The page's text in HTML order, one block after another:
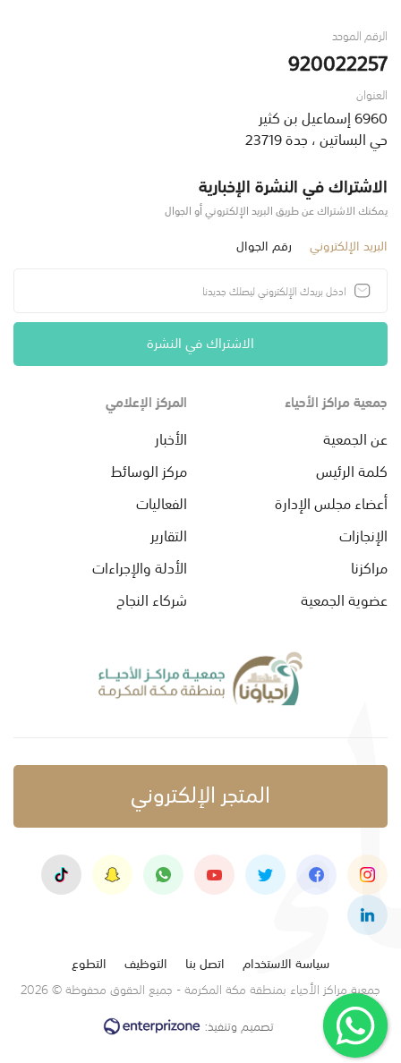
الرقم الموحد
920022257
العنوان
6960 إسماعيل بن كثير
حي البساتين ، جدة 23719
الاشتراك في النشرة الإخبارية
يمكنك الاشتراك عن طريق البريد الإلكتروني أو الجوال
البريد الإلكتروني رقم الجوال
الاشتراك في النشرة
جمعية مراكز الأحياء
عن الجمعية
كلمة الرئيس
أعضاء مجلس الإدارة
الإنجازات
مراكزنا
عضوية الجمعية
المركز الإعلامي
الأخبار
مركز الوسائط
الفعاليات
التقارير
الأدلة والإجراءات
شركاء النجاح
المتجر الإلكتروني
سياسة الاستخدام اتصل بنا التوظيف
التطوع
جمعية مراكز الأحياء بمنطقة مكة المكرمة - جميع الحقوق محفوظة © 2026
تصميم وتنفيذ: